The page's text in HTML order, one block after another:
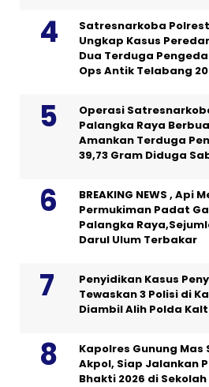
Satresnarkoba
Ungkap Kasus
Dua Terduga
Ops Antik Telabang
Operasi
Palangka Raya
Amankan Terduga
39,73 Gram Diduga
BREAKING NEWS , Api
Permukiman Padat
Palangka
Darul Ulum Terbakar
Penyidikan Kasus
Tewaskan 3 Polisi di
Diambil Alih Polda
Kapolres Gunung
Akpol, Siap Jalankan
Bhakti 2026 di